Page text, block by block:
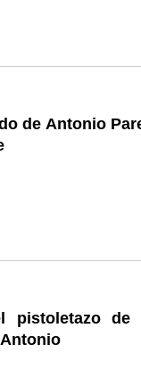
de Antonio
pistoletazo